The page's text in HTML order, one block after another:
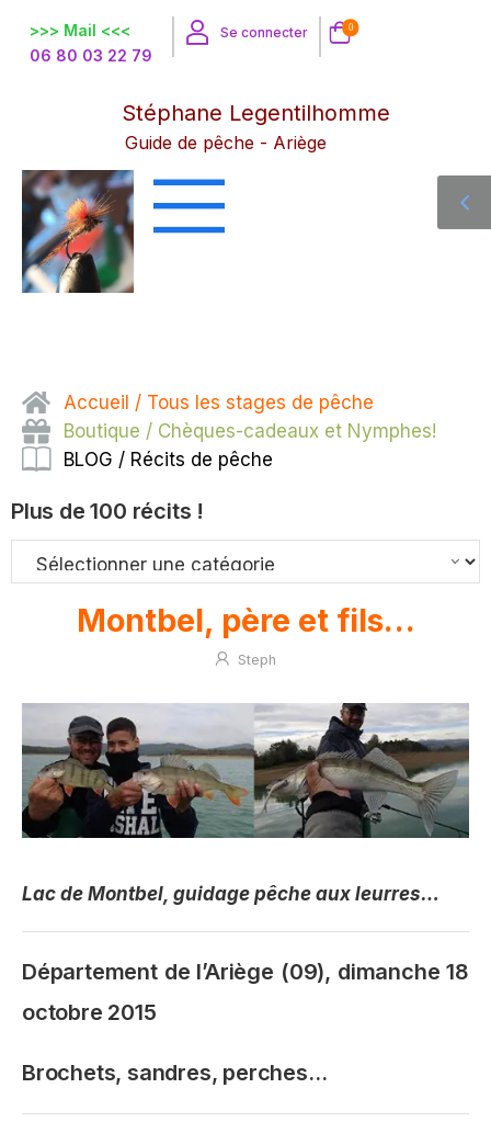
>>> Mail <<<
06 80 03 22 79
Se connecter 0
Stéphane Legentilhomme
Guide de pêche - Ariège
Accueil / Tous les stages de pêche
Boutique / Chèques-cadeaux et Nymphes!
BLOG / Récits de pêche
Plus de 100 récits !
Montbel, père et fils…
Steph
Lac de Montbel, guidage pêche aux leurres…
Département de l’Ariège (09), dimanche 18
octobre 2015
Brochets, sandres, perches…